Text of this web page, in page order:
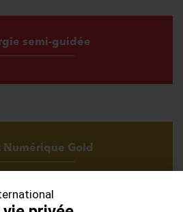
semi-guidée
Numérique Gold